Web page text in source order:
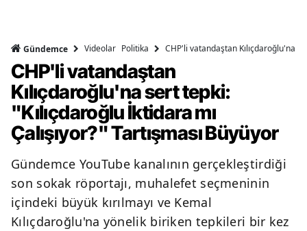
Gündemce Videolar Politika CHP'li vatandaştan Kılıçdaroğlu'na
CHP'li vatandaştan
Kılıçdaroğlu'na sert tepki:
"Kılıçdaroğlu İktidara mı
Çalışıyor?" Tartışması Büyüyor
Gündemce YouTube kanalının gerçekleştirdiği
son sokak röportajı, muhalefet seçmeninin
içindeki büyük kırılmayı ve Kemal
Kılıçdaroğlu'na yönelik biriken tepkileri bir kez